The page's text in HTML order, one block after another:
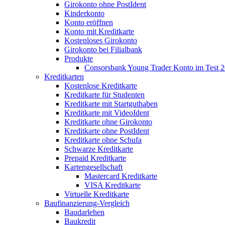
Girokonto ohne PostIdent
Kinderkonto
Konto eröffnen
Konto mit Kreditkarte
Kostenloses Girokonto
Girokonto bei Filialbank
Produkte
Consorsbank Young Trader Konto im Test
Kreditkarten
Kostenlose Kreditkarte
Kreditkarte für Studenten
Kreditkarte mit Startguthaben
Kreditkarte mit VideoIdent
Kreditkarte ohne Girokonto
Kreditkarte ohne PostIdent
Kreditkarte ohne Schufa
Schwarze Kreditkarte
Prepaid Kreditkarte
Kartengesellschaft
Mastercard Kreditkarte
VISA Kreditkarte
Virtuelle Kreditkarte
Baufinanzierung-Vergleich
Baudarlehen
Baukredit